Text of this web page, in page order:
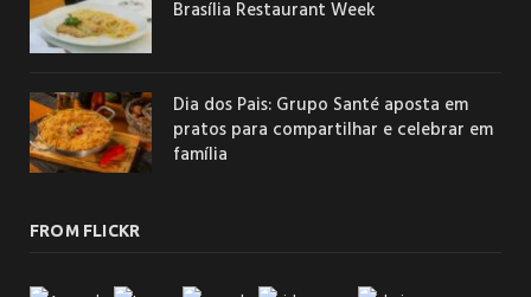
Brasília Restaurant Week
Dia dos Pais: Grupo Santé aposta em
pratos para compartilhar e celebrar em
família
FROM FLICKR